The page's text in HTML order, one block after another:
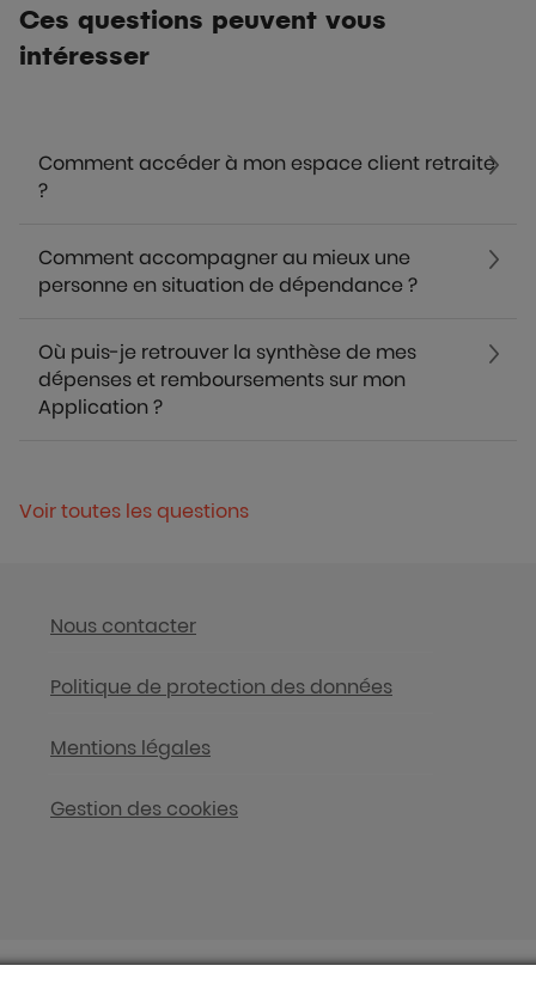
Ces questions peuvent vous
intéresser
Comment accéder à mon espace client retraite
?
Comment accompagner au mieux une
personne en situation de dépendance ?
Où puis-je retrouver la synthèse de mes
dépenses et remboursements sur mon
Application ?
Voir toutes les questions
Nous contacter
Politique de protection des données
Mentions légales
Gestion des cookies